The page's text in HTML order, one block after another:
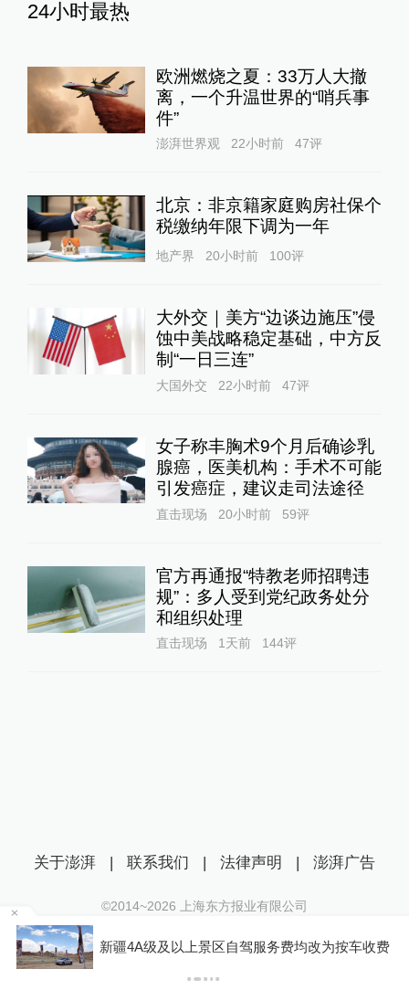
24小时最热
欧洲燃烧之夏：33万人大撤
离，一个升温世界的“哨兵事
件”
澎湃世界观 22小时前 47评
北京：非京籍家庭购房社保个
税缴纳年限下调为一年
地产界 20小时前 100评
大外交｜美方“边谈边施压”侵
蚀中美战略稳定基础，中方反
制“一日三连”
大国外交 22小时前 47评
女子称丰胸术9个月后确诊乳
腺癌，医美机构：手术不可能
引发癌症，建议走司法途径
直击现场 20小时前 59评
官方再通报“特教老师招聘违
规”：多人受到党纪政务处分
和组织处理
直击现场 1天前 144评
新疆4A级及以上景区自驾服务费均改为按车收费
关于澎湃 | 联系我们 | 法律声明 | 澎湃广告
©2014~2026 上海东方报业有限公司
沪ICP证：沪B2-20170116 | 沪ICP备14003370号
互联网新闻信息服务许可证：31120170006
沪公网安备 31010602000299号